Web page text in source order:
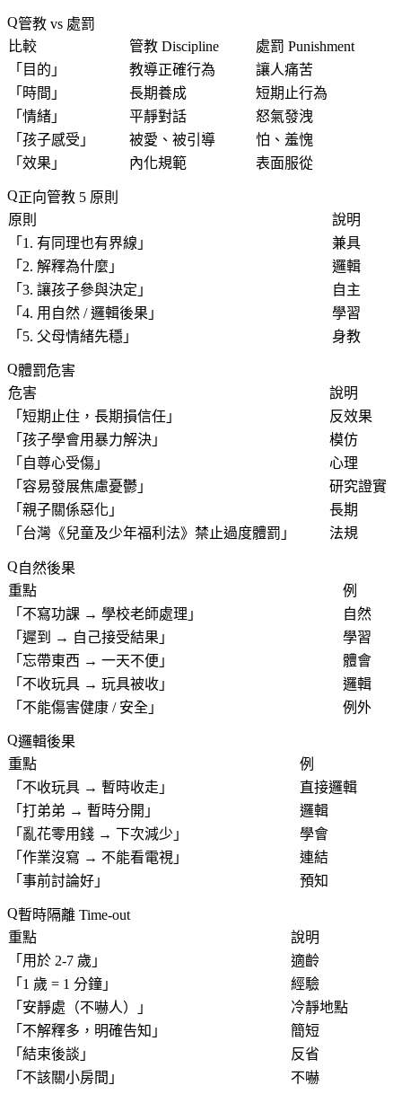
管教 vs 處罰
比較
管教 Discipline
處罰 Punishment
「 目的 」 教導正確行為
讓人痛苦
「 時間 」 長期養成
短期止行為
「 情緒 」 平靜對話
怒氣發洩
「 孩子感受 」 被愛、被引導
怕、羞愧
「 效果 」 內化規範 表面服從
正向管教 5 原則
原則
說明
「 1. 有同理也有界線 」
兼具
「 2. 解釋為什麼 」
邏輯
「 3. 讓孩子參與決定 」
自主
「 4. 用自然 / 邏輯後果 」
學習
「 5. 父母情緒先穩 」 身教
體罰危害
危害
說明
「 短期止住，長期損信任 」
反效果
「 孩子學會用暴力解決 」
模仿
「 自尊心受傷 」
心理
「 容易發展焦慮憂鬱 」
研究證實
「 親子關係惡化 」
長期
「 台灣《兒童及少年福利法》禁止過度體罰 」 法規
自然後果
重點
例
「 不寫功課 → 學校老師處理 」
自然
「 遲到 → 自己接受結果 」
學習
「 忘帶東西 → 一天不便 」
體會
「 不收玩具 → 玩具被收 」
邏輯
「 不能傷害健康 / 安全 」 例外
邏輯後果
重點
例
「 不收玩具 → 暫時收走 」
直接邏輯
「 打弟弟 → 暫時分開 」
邏輯
「 亂花零用錢 → 下次減少 」
學會
「 作業沒寫 → 不能看電視 」
連結
「 事前討論好 」 預知
暫時隔離 Time-out
重點
說明
「 用於 2-7 歲 」
適齡
「 1 歲 = 1 分鐘 」
經驗
「 安靜處（不嚇人） 」
冷靜地點
「 不解釋多，明確告知 」
簡短
「 結束後談 」
反省
「 不該關小房間 」 不嚇